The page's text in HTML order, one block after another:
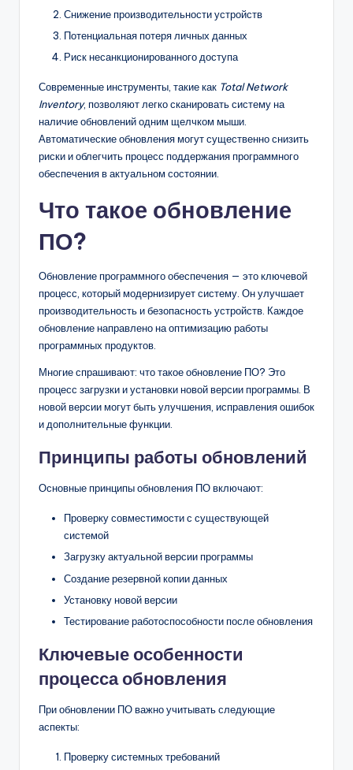
Снижение производительности устройств
Потенциальная потеря личных данных
Риск несанкционированного доступа
Современные инструменты, такие как Total Network
Inventory, позволяют легко сканировать систему на
наличие обновлений одним щелчком мыши.
Автоматические обновления могут существенно снизить
риски и облегчить процесс поддержания программного
обеспечения в актуальном состоянии.
Что такое обновление
ПО?
Обновление программного обеспечения — это ключевой
процесс, который модернизирует систему. Он улучшает
производительность и безопасность устройств. Каждое
обновление направлено на оптимизацию работы
программных продуктов.
Многие спрашивают: что такое обновление ПО? Это
процесс загрузки и установки новой версии программы. В
новой версии могут быть улучшения, исправления ошибок
и дополнительные функции.
Принципы работы обновлений
Основные принципы обновления ПО включают:
Проверку совместимости с существующей
системой
Загрузку актуальной версии программы
Создание резервной копии данных
Установку новой версии
Тестирование работоспособности после обновления
Ключевые особенности
процесса обновления
При обновлении ПО важно учитывать следующие
аспекты:
Проверку системных требований